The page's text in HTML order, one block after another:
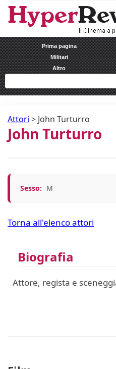
Prima pagina
Militari
Altro
Attori > John Turturro
John Turturro
Sesso: M
Torna all'elenco attori
Biografia
Attore, regista e